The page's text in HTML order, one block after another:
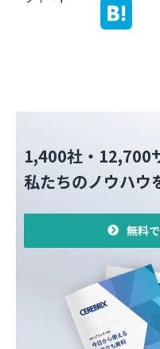
1,400社・12,700
私たちのノウハウ
無料